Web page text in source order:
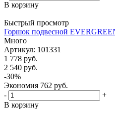
В корзину
Быстрый просмотр
Горшок подвесной
Много
Артикул: 101331
1 778 руб.
2 540 руб.
-30%
Экономия 762 руб.
-
+
В корзину